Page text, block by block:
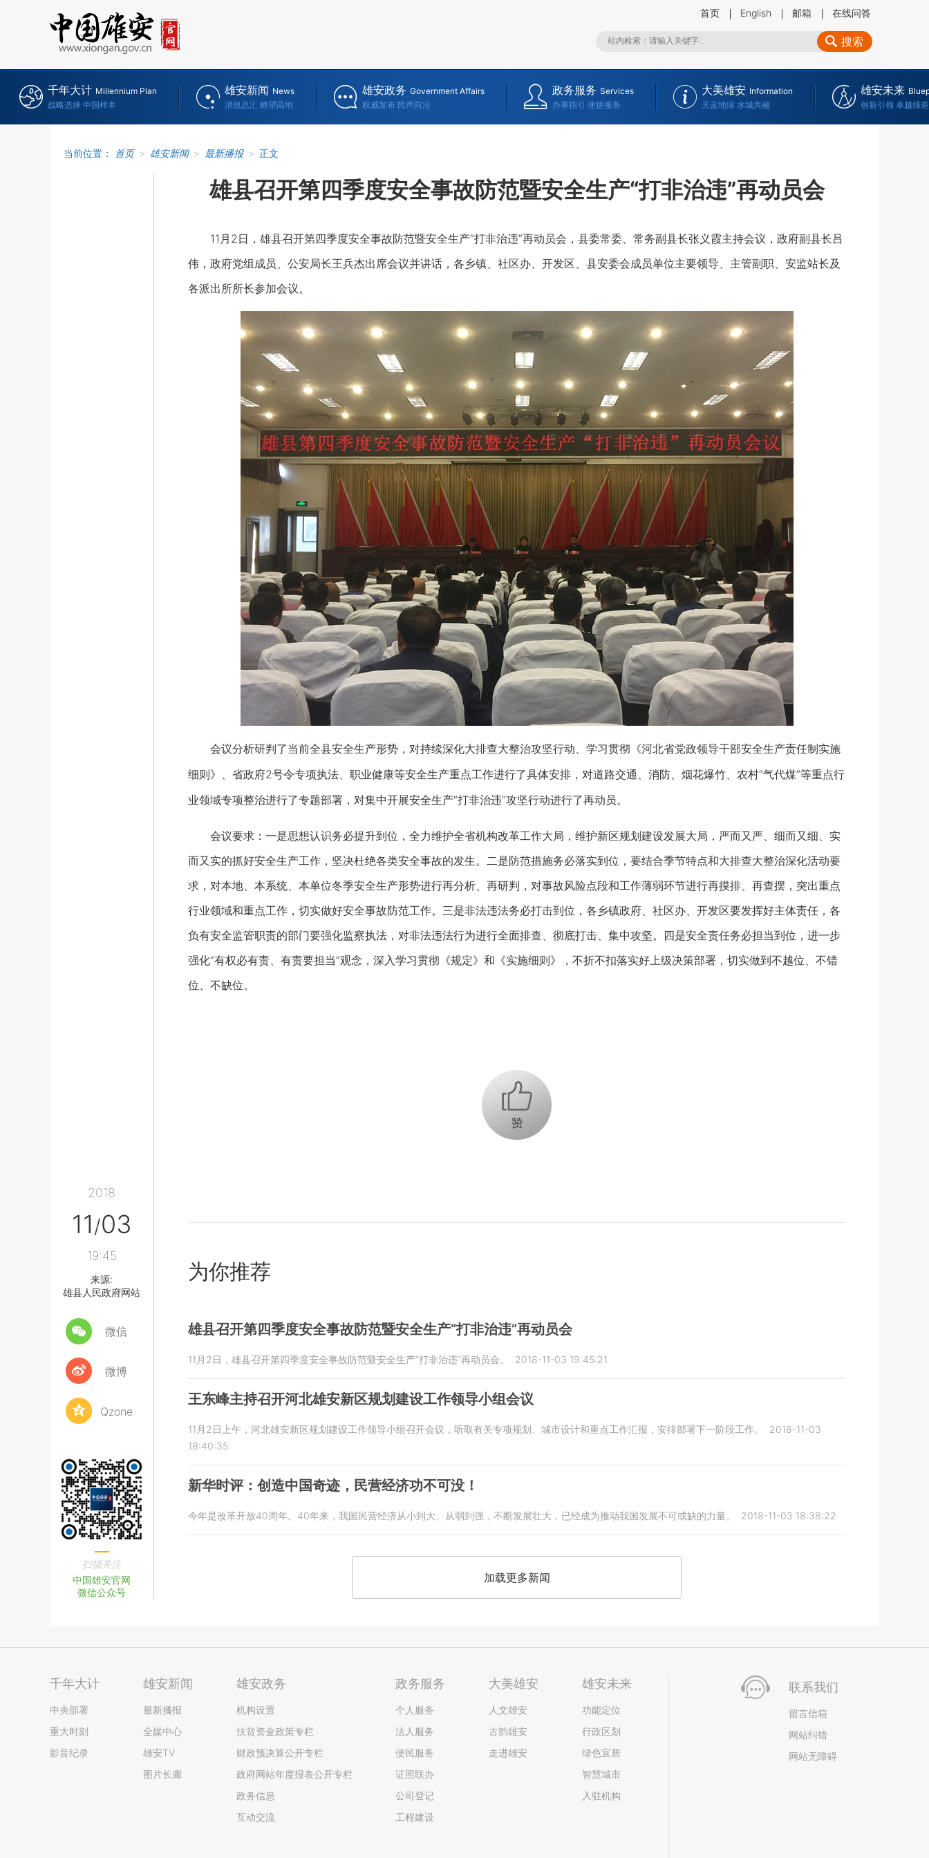
首页 English 邮箱 在线问答
搜索
千年大计 Millennium Plan
战略选择 中国样本
雄安新闻 News
消息总汇 瞭望高地
雄安政务 Government Affairs
权威发布 民声前沿
政务服务 Services
办事指引 便捷服务
大美雄安 Information
天蓝地绿 水城共融
雄安未来
创新引领 卓越缔造
当前位置： 首页 > 雄安新闻 > 最新播报 > 正文
2018
11/03
19:45
来源:
雄县人民政府网站
微信
微博
Qzone
扫描关注
中国雄安官网
微信公众号
雄县召开第四季度安全事故防范暨安全生产“打非治违”再动员会
11月2日，雄县召开第四季度安全事故防范暨安全生产“打非治违”再动员会，县委常委、常务副县长张义霞主持会议，政府副县长吕
伟，政府党组成员、公安局长王兵杰出席会议并讲话，各乡镇、社区办、开发区、县安委会成员单位主要领导、主管副职、安监站长及
各派出所所长参加会议。
会议分析研判了当前全县安全生产形势，对持续深化大排查大整治攻坚行动、学习贯彻《河北省党政领导干部安全生产责任制实施
细则》、省政府2号令专项执法、职业健康等安全生产重点工作进行了具体安排，对道路交通、消防、烟花爆竹、农村“气代煤”等重点行
业领域专项整治进行了专题部署，对集中开展安全生产“打非治违”攻坚行动进行了再动员。
会议要求：一是思想认识务必提升到位，全力维护全省机构改革工作大局，维护新区规划建设发展大局，严而又严、细而又细、实
而又实的抓好安全生产工作，坚决杜绝各类安全事故的发生。二是防范措施务必落实到位，要结合季节特点和大排查大整治深化活动要
求，对本地、本系统、本单位冬季安全生产形势进行再分析、再研判，对事故风险点段和工作薄弱环节进行再摸排、再查摆，突出重点
行业领域和重点工作，切实做好安全事故防范工作。三是非法违法务必打击到位，各乡镇政府、社区办、开发区要发挥好主体责任，各
负有安全监管职责的部门要强化监察执法，对非法违法行为进行全面排查、彻底打击、集中攻坚。四是安全责任务必担当到位，进一步
强化“有权必有责、有责要担当”观念，深入学习贯彻《规定》和《实施细则》，不折不扣落实好上级决策部署，切实做到不越位、不错
位、不缺位。
+1
为你推荐
雄县召开第四季度安全事故防范暨安全生产“打非治违”再动员会
11月2日，雄县召开第四季度安全事故防范暨安全生产“打非治违”再动员会。 2018-11-03 19:45:21
王东峰主持召开河北雄安新区规划建设工作领导小组会议
11月2日上午，河北雄安新区规划建设工作领导小组召开会议，听取有关专项规划、城市设计和重点工作汇报，安排部署下一阶段工作。
2018-11-03
18:40:35
新华时评：创造中国奇迹，民营经济功不可没！
今年是改革开放40周年。40年来，我国民营经济从小到大、从弱到强，不断发展壮大，已经成为推动我国发展不可或缺的力量。 2018-11-03 18:38:22
加载更多新闻
千年大计
中央部署
重大时刻
影音纪录
雄安新闻
最新播报
全媒中心
雄安TV
图片长廊
雄安政务
机构设置
扶贫资金政策专栏
财政预决算公开专栏
政府网站年度报表公开专栏
政务信息
互动交流
政务服务
个人服务
法人服务
便民服务
证照联办
公司登记
工程建设
大美雄安
人文雄安
古韵雄安
走进雄安
雄安未来
功能定位
行政区划
绿色宜居
智慧城市
入驻机构
联系我们
留言信箱
网站纠错
网站无障碍